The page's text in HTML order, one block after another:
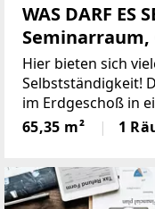
WAS DARF ES
Hier bieten sich
Selbstständigkeit!
im Erdgeschoß in
Haus wurde 2018
neuesten Stand
65,35 m² 1